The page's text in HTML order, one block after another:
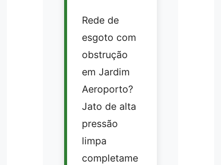
Rede de
esgoto com
obstrução
em Jardim
Aeroporto?
Jato de alta
pressão
limpa
completame